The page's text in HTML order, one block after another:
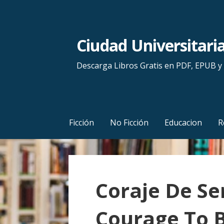
n
t
e
n
i
d
Ciudad
Descarga Libros Gratis en PDF, EPUB y
Ficción No Ficción Educacion
Coraje De
Courage To